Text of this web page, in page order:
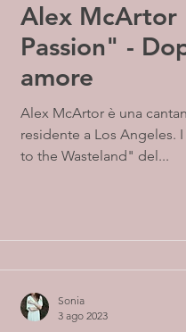
Alex McArtor
Passion" -
amore
Alex McArtor è una
residente a Los Angeles.
to the Wasteland" del...
Sonia
3 ago 2023